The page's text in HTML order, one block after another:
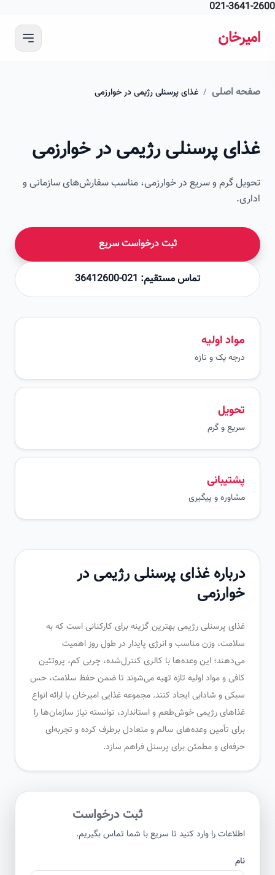
021-
اصلی / غذای پرسنلی رژیمی در خوارزمی
پرسنلی رژیمی در خوارزمی
گرم و سریع در خوارزمی، مناسب سفارش‌های سازمانی و
ثبت درخواست سریع
تماس مستقیم: 021-36412600
مواد اولیه
درجه یک و تازه
سریع و گرم
پشتیبانی
مشاوره و پیگیری
درباره غذای پرسنلی رژیمی در
خوارزمی
غذای پرسنلی رژیمی بهترین گزینه برای کارکنانی است که به
سلامت، وزن مناسب و انرژی پایدار در طول روز اهمیت
می‌دهند؛ این وعده‌ها با کالری کنترل‌شده، چربی کم، پروتئین
کافی و مواد اولیه تازه تهیه می‌شوند تا ضمن حفظ سلامت، حس
سبکی و شادابی ایجاد کنند. مجموعه غذایی امیرخان با ارائه انواع
غذاهای رژیمی خوش‌طعم و استاندارد، توانسته نیاز سازمان‌ها را
برای تأمین وعده‌های سالم و متعادل برطرف کرده و تجربه‌ای
حرفه‌ای و مطمئن برای پرسنل فراهم سازد.
ثبت درخواست
اطلاعات را وارد کنید تا سریع با شما تماس بگیریم.